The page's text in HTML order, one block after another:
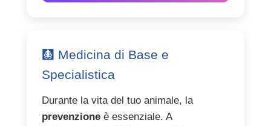
🩻 Medicina di Base e
Specialistica
Durante la vita del tuo animale, la
prevenzione è essenziale. A